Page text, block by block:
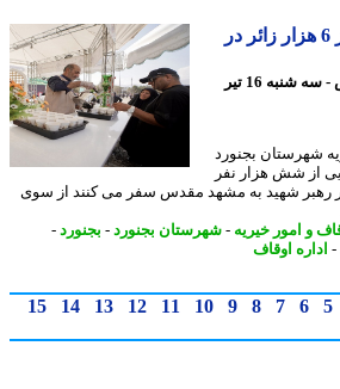
بینی پذیرایی از 6 هزار زائر در
31 روز پیش - سه شنبه 16 تیر
بجنورد
شش هزار نفر
شهید به مشهد مقدس سفر می کنند از سوی
امور خیریه- شهرستان بجنورد-بجنورد-
اوقاف
6
7
8
9
10
11
12
13
14
15